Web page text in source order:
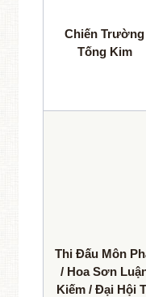
Chiến Trường
Tống Kim
Thi Đấu Môn
/ Hoa Sơn
Kiếm / Đại Hội